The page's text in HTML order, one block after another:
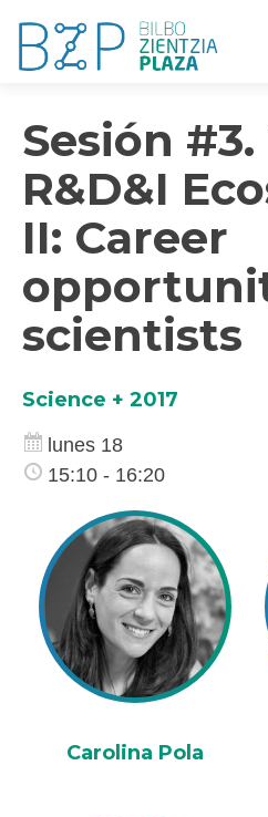
Sesión #3.
R&D&I
II: Career
scientists
Science + 2017
lunes 18
15:10 - 16:20
Carolina Pola